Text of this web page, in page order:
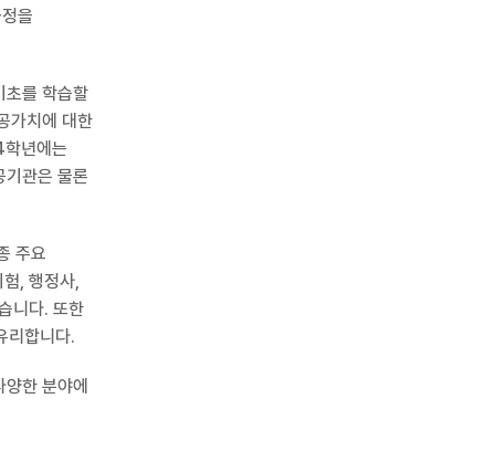
을
초를 학습할
가치에 대한
년에는
기관은 물론
주요
, 행정사,
니다. 또한
리합니다.
한 분야에